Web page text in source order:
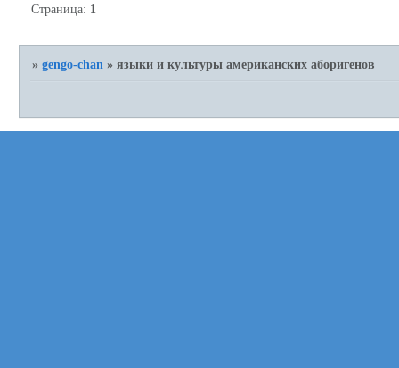
Страница: 1
»gengo-chan »языки и культуры американских аборигенов